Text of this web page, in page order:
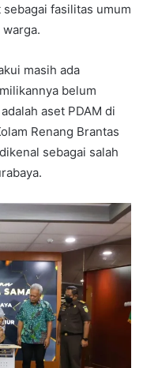
fasilitas umum
masih ada
belum
aset PDAM di
Renang Brantas
sebagai salah